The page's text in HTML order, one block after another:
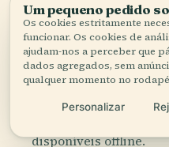
O SEU CURADOR
Toda a Casa
bem contada.
Guias de áudio para
países. História,
disponíveis offline.
Um pequeno pedido
Os cookies estritamente
funcionar. Os cookies de
ajudam-nos a perceber que
dados agregados, sem
qualquer momento no
Personalizar